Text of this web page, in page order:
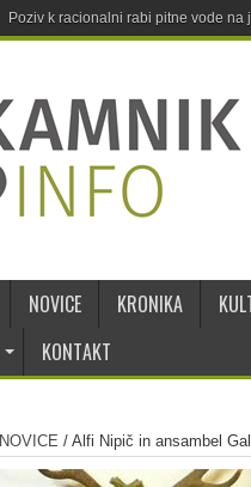
Poziv k racionalni rabi pitne vode na
NOVICE KRONIKA
KONTAKT
NOVICE / Alfi Nipič in ansambel